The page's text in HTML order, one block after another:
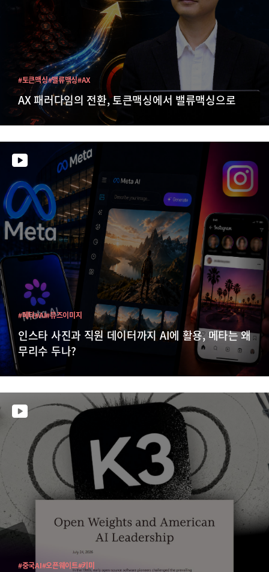
AX 패러다임의 전환, 토큰맥싱에서 밸류맥싱으로
#토큰맥싱#밸류맥싱#AX
인스타 사진과 직원 데이터까지 AI에 활용, 메타는 왜
무리수 두나?
#메타#AI#뮤즈이미지
#중국AI#오픈웨이트#키미